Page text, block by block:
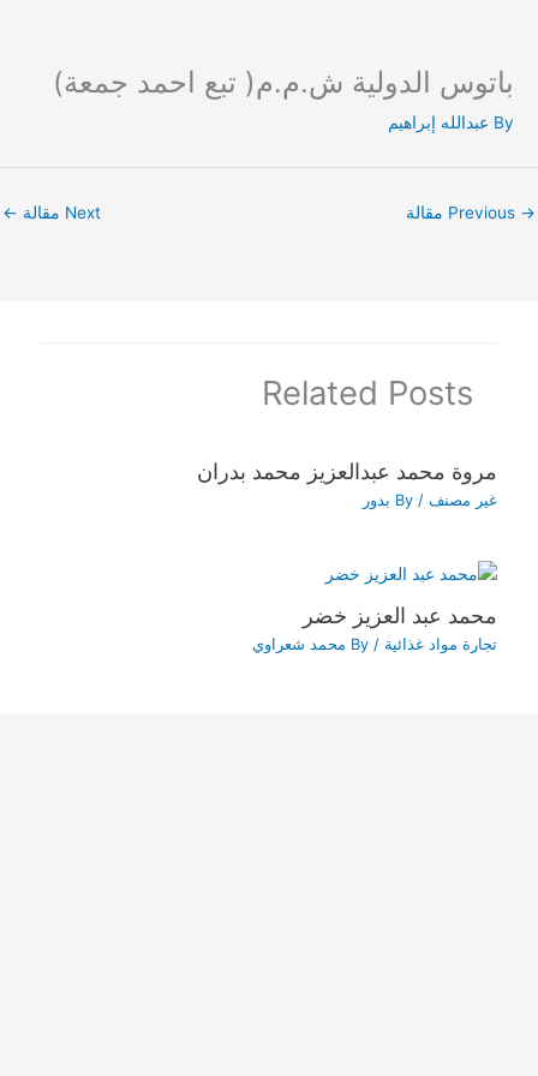
content
باتوس الدولية ش.م.م( تبع احمد جمعة)
By عبدالله إبراهيم
→ Next مقالة ←
Related Posts
مروة محمد عبدالعزيز محمد بدران
غير مصنف / By بدور
محمد عبد العزيز خضر
تجارة مواد غذائية / By محمد شعراوي